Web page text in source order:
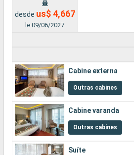
desde us$ 4,667
le 09/06/2027
Cabine externa
Outras cabines
Cabine varanda
Outras cabines
Suíte